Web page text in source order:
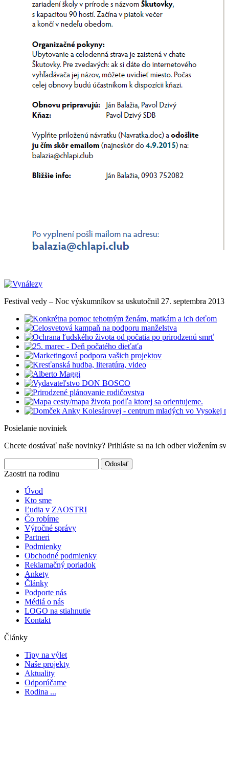
Festival vedy – Noc výskumníkov sa uskutočnil 27. septembra
Posielanie noviniek
Chcete dostávať naše novinky? Prihláste sa na ich odber vložením
Odoslať
Zaostri na rodinu
Úvod
Kto sme
Ľudia v ZAOSTRI
Čo robíme
Výročné správy
Partneri
Podmienky
Obchodné podmienky
Reklamačný poriadok
Ankety
Články
Podporte nás
Médiá o nás
LOGO na stiahnutie
Kontakt
Články
Tipy na výlet
Naše projekty
Aktuality
Odporúčame
Rodina ...